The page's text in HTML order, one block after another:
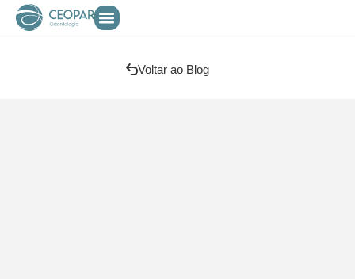
Voltar ao Blog